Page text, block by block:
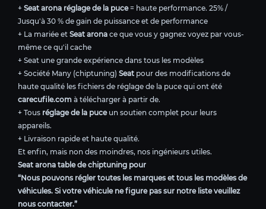
+ Seat arona réglage de la puce= haute performance. 25% /
Jusqu'à 30 % de gain de puissance et de performance
+ La mariée et Seat arona ce que vous y gagnez voyez par vous-
même ce qu'il cache
+ Seat une grande expérience dans tous les modèles
+ Société Many (chiptuning) Seat pour des modifications de
haute qualité les fichiers de réglage de la puce qui ont été
carecufile.com à télécharger à partir de.
+ Tous réglage de la puceun soutien complet pour leurs
appareils.
+ Livraison rapide et haute qualité.
Et enfin, mais non des moindres, nos ingénieurs utiles.
Seat arona table de chiptuning pour
“Nous pouvons régler toutes les marques et tous les modèles de
véhicules. Si votre véhicule ne figure pas sur notre liste veuillez
nous contacter.”